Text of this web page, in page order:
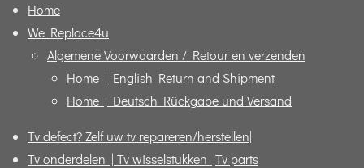
Home
We Replace4u
Algemene Voorwaarden / Retour en verzenden
Home | English Return and Shipment
Home | Deutsch Rückgabe und Versand
Tv defect? Zelf uw tv repareren/herstellen|
Tv onderdelen | Tv wisselstukken |Tv parts